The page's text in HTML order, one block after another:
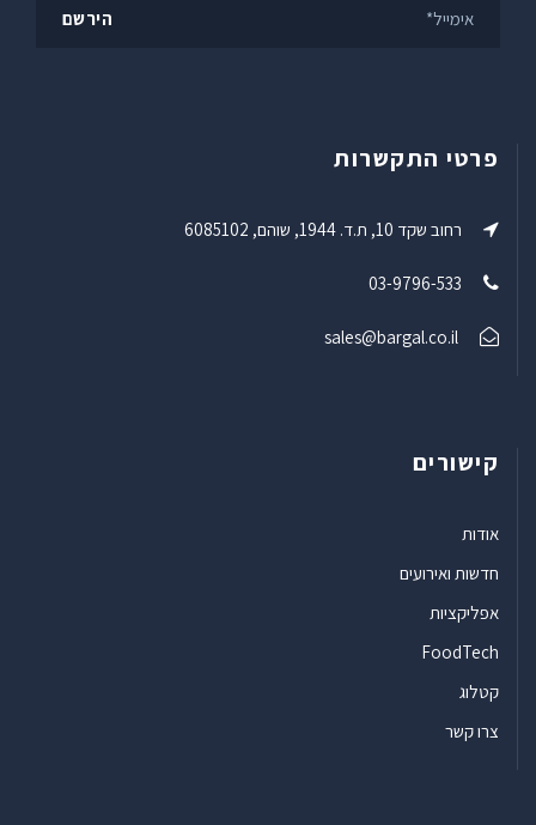
פרטי התקשרות
רחוב שקד 10, ת.ד. 1944, שוהם, 6085102
sales@bargal.co.il
קישורים
אודות
חדשות ואירועים
אפליקציות
FoodTech
קטלוג
צרו קשר